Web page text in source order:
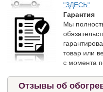
"ЗДЕСЬ"
Гарантия
Мы
товар или
с момента
Отзывы об